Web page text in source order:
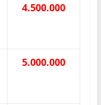
4.500.000
5.000.000